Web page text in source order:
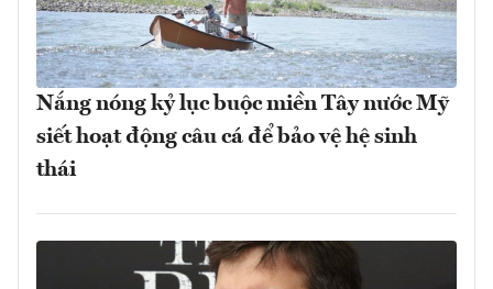
Nắng nóng kỷ lục buộc miền Tây nước Mỹ
siết hoạt động câu cá để bảo vệ hệ sinh
thái